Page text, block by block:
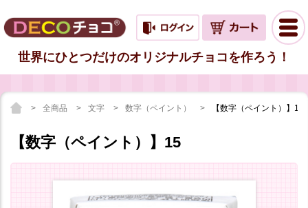
世界にひとつだけのオリジナルチョコを作ろう！
全商品 文字 数字（ペイント） 【数字（ペイント）】15
【数字（ペイント）】15